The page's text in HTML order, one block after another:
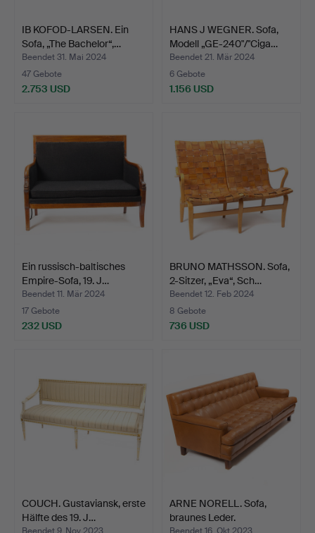
IB KOFOD-LARSEN. Ein
Sofa, „The Bachelor“,…
Beendet 31. Mai 2024
47 Gebote
2.753 USD
HANS J WEGNER. Sofa,
Modell „GE-240"/"Ciga…
Beendet 21. Mär 2024
6 Gebote
1.156 USD
Ein russisch-baltisches
Empire-Sofa, 19. J…
Beendet 11. Mär 2024
17 Gebote
232 USD
BRUNO MATHSSON. Sofa,
2-Sitzer, „Eva“, Sch…
Beendet 12. Feb 2024
8 Gebote
736 USD
COUCH. Gustaviansk, erste
Hälfte des 19. J…
ARNE NORELL. Sofa,
braunes Leder.